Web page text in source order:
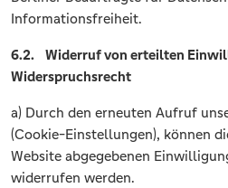
Informationsfreiheit.
6.2. Widerruf von erteilten
Widerspruchsrecht
a) Durch den erneuten Aufruf
(Cookie-Einstellungen), können
Website abgegebenen
widerrufen werden.